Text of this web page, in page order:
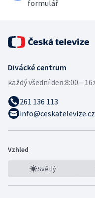
formulář
Divácké centrum
každý všední den:
261 136 113
info@ceskatelevize.cz
Vzhled
Světlý